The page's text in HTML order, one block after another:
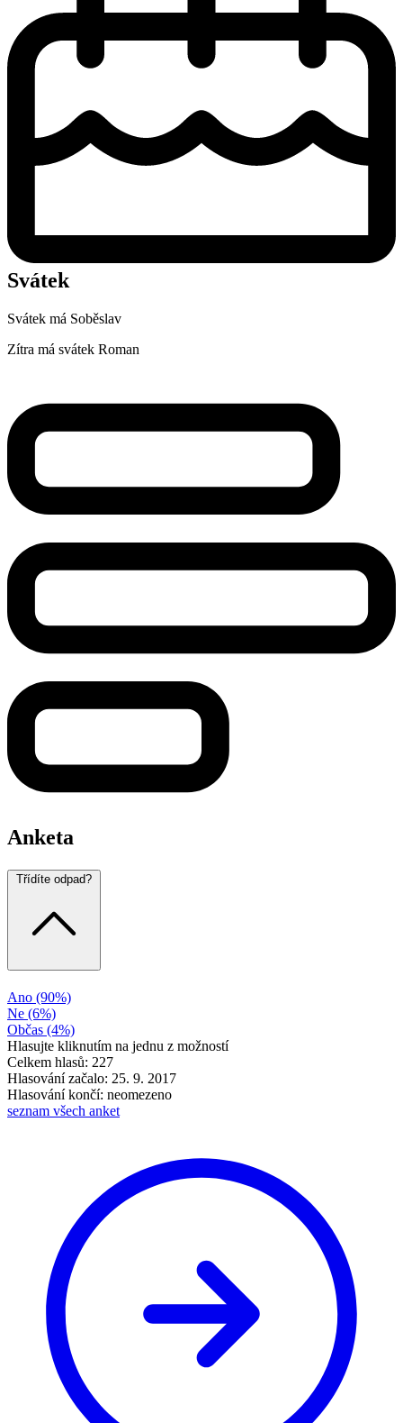
Svátek
Svátek má Soběslav
Zítra má svátek Roman
Anketa
Třídíte odpad?
Ano (90%)
Ne (6%)
Občas (4%)
Hlasujte kliknutím na jednu z možností
Celkem hlasů: 227
Hlasování začalo: 25. 9. 2017
Hlasování končí: neomezeno
seznam všech anket